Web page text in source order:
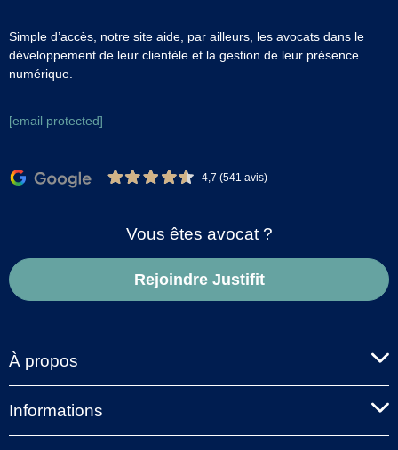
Simple d’accès, notre site aide, par ailleurs, les avocats dans le
développement de leur clientèle et la gestion de leur présence
numérique.
[email protected]
4,7 (541 avis)
Vous êtes avocat ?
Rejoindre Justifit
À propos
Informations